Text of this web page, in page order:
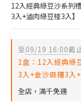
12入經典綠豆沙系列
3入+滷肉綠豆椪3入】
至09/19 16:00截
1盒：12入經典綠
3入+金沙麻糬3入
全店，滿千免運